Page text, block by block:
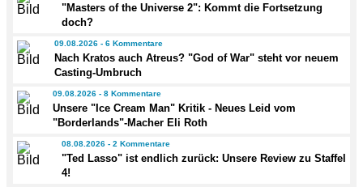
"Masters of the Universe 2": Kommt die Fortsetzung
doch?
09.08.2026 - 6 Kommentare
Nach Kratos auch Atreus? "God of War" steht vor neuem
Casting-Umbruch
09.08.2026 - 8 Kommentare
Unsere "Ice Cream Man" Kritik - Neues Leid vom
"Borderlands"-Macher Eli Roth
08.08.2026 - 2 Kommentare
"Ted Lasso" ist endlich zurück: Unsere Review zu Staffel
4!